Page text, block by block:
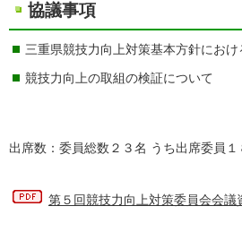
協議事項
三重県競技力向上対策基本方針にお
競技力向上の取組の検証について
出席数：委員総数２３名 うち出席委員
第５回競技力向上対策委員会会議